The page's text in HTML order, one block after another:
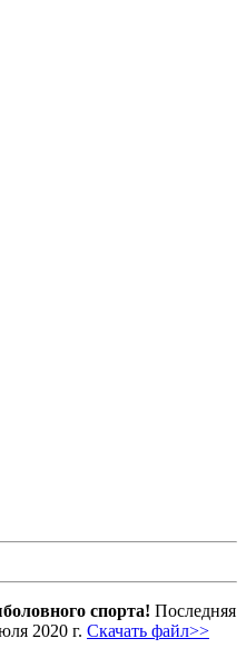
спорта! Последняя
2020 г. Скачать файл>>